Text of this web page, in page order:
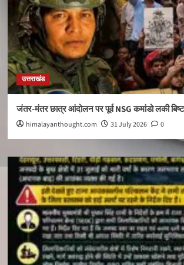
उत्तराखंड
जंतर-मंतर छात्र आंदोलन पर पूर्व NSG कमांडो लकी बिष्ट
himalayanthought.com 31 July 2026 0